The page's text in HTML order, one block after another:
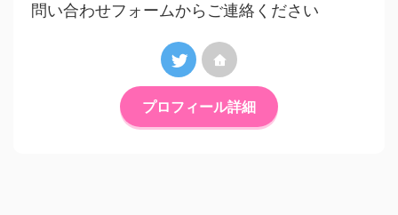
問い合わせフォームからご連絡ください
プロフィール詳細